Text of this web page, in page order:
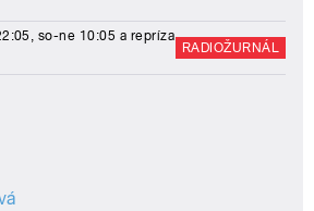
so-ne 10:05 a repríza
RADIOŽURNÁL